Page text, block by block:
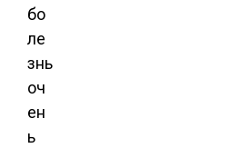
бо
ле
знь
оч
ен
ь